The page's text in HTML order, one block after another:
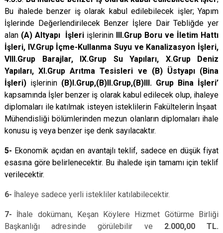
Bu ihalede benzer iş olarak kabul edilebilecek işler; Yapım
İşlerinde Değerlendirilecek Benzer İşlere Dair Tebliğde yer
alan (A) Altyapı İşleri işlerinin III.Grup Boru ve İletim Hattı
İşleri, IV.Grup İçme-Kullanma Suyu ve Kanalizasyon İşleri,
VIII.Grup Barajlar, IX.Grup Su Yapıları, X.Grup Deniz
Yapıları, XI.Grup Arıtma Tesisleri ve (B) Üstyapı (Bina
İşleri) işlerinin (B)I.Grup,(B)II.Grup,(B)III. Grup Bina İşleri’
kapsamında İşler benzer iş olarak kabul edilecek olup, ihaleye
diplomaları ile katılmak isteyen isteklilerin Fakültelerin İnşaat
Mühendisliği bölümlerinden mezun olanların diplomaları ihale
konusu iş veya benzer işe denk sayılacaktır.
5- Ekonomik açıdan en avantajlı teklif, sadece en düşük fiyat
esasına göre belirlenecektir. Bu ihalede işin tamamı için teklif
verilecektir.
6- İhaleye sadece yerli istekliler katılabilecektir.
7- İhale dokümanı, Keşan Köylere Hizmet Götürme Birliği
Başkanlığı adresinde görülebilir ve 2.000,00 TL.